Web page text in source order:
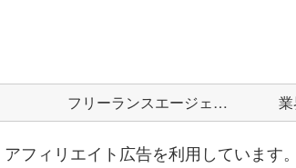
フリーランスエージェント
フィリエイト広告を利用しています。